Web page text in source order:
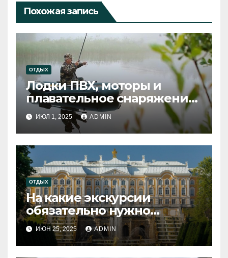
Похожая запись
ОТДЫХ
Лодки ПВХ, моторы и
плавательное снаряжение:
что нужно знать для
успешного отдыха на воде
ИЮЛ 1, 2025 ADMIN
ОТДЫХ
На какие экскурсии
обязательно нужно
сходить в Санкт-
Петербурге?
ИЮН 25, 2025 ADMIN